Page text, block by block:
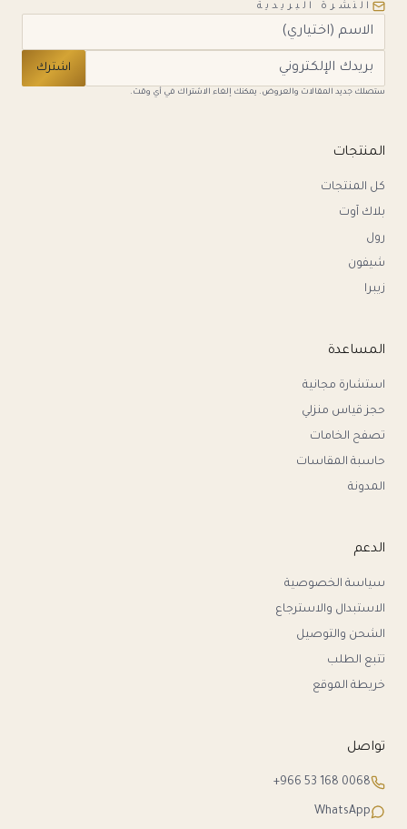
النشرة البريدية
اشترك
ستصلك جديد المقالات والعروض. يمكنك إلغاء الاشتراك في أي وقت.
المنتجات
كل المنتجات
بلاك آوت
رول
شيفون
زيبرا
المساعدة
استشارة مجانية
حجز قياس منزلي
تصفح الخامات
حاسبة المقاسات
المدونة
الدعم
سياسة الخصوصية
الاستبدال والاسترجاع
الشحن والتوصيل
تتبع الطلب
خريطة الموقع
تواصل
+966 53 168 0068
WhatsApp